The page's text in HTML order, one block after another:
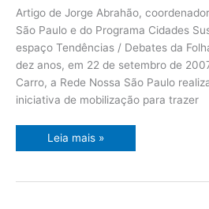
Artigo de Jorge Abrahão,
São Paulo e do Programa Cidades
espaço Tendências / Debates da
dez anos, em 22 de setembro de
Carro, a Rede Nossa São Paulo
iniciativa de mobilização para trazer
Leia mais »